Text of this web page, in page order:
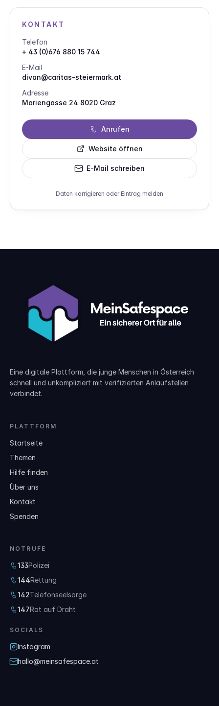
KONTAKT
Telefon
+ 43 (0)676 880 15 744
E-Mail
divan@caritas-steiermark.at
Adresse
Mariengasse 24 8020 Graz
Anrufen
Website öffnen
E-Mail schreiben
Daten korrigieren oder Eintrag melden
Eine digitale Plattform, die junge Menschen in Österreich
schnell und unkompliziert mit verifizierten Anlaufstellen
verbindet.
PLATTFORM
Startseite
Themen
Hilfe finden
Über uns
Kontakt
Spenden
NOTRUFE
133Polizei
144Rettung
142Telefonseelsorge
147Rat auf Draht
SOCIALS
Instagram
hallo@meinsafespace.at